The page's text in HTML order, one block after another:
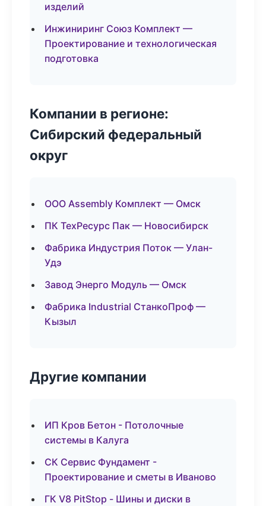
изделий
Инжиниринг Союз Комплект —
Проектирование и технологическая
подготовка
Компании в регионе:
Сибирский федеральный
округ
ООО Assembly Комплект — Омск
ПК ТехРесурс Пак — Новосибирск
Фабрика Индустрия Поток — Улан-
Удэ
Завод Энерго Модуль — Омск
Фабрика Industrial СтанкоПроф —
Кызыл
Другие компании
ИП Кров Бетон - Потолочные
системы в Калуга
СК Сервис Фундамент -
Проектирование и сметы в Иваново
ГК V8 PitStop - Шины и диски в